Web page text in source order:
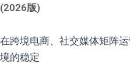
(2026版)
在跨境电商、社交媒体矩阵
境的稳定